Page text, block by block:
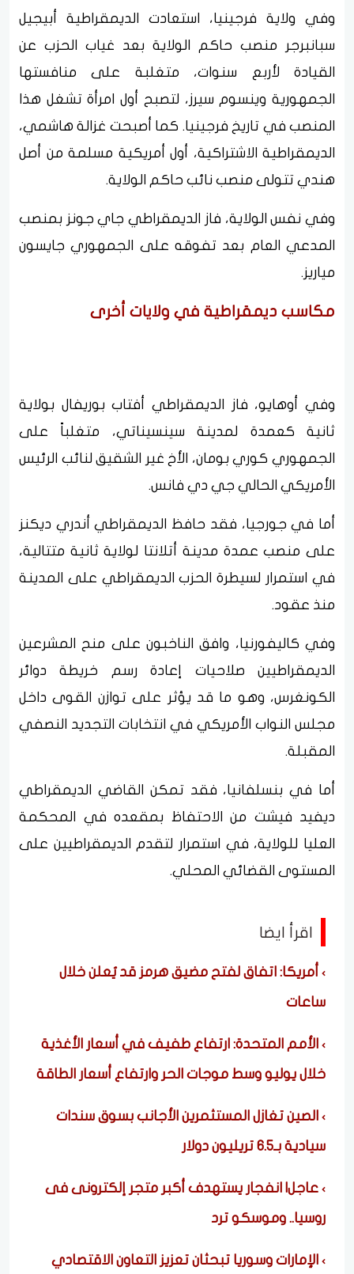
وفي ولاية فرجينيا، استعادت الديمقراطية أبيجيل
سبانبرجر منصب حاكم الولاية بعد غياب الحزب عن
القيادة لأربع سنوات، متغلبة على منافستها
الجمهورية وينسوم سيرز، لتصبح أول امرأة تشغل هذا
المنصب في تاريخ فرجينيا. كما أصبحت غزالة هاشمي،
الديمقراطية الاشتراكية، أول أمريكية مسلمة من أصل
هندي تتولى منصب نائب حاكم الولاية.
وفي نفس الولاية، فاز الديمقراطي جاي جونز بمنصب
المدعي العام بعد تفوقه على الجمهوري جايسون
مياريز.
مكاسب ديمقراطية في ولايات أخرى
وفي أوهايو، فاز الديمقراطي أفتاب بوريفال بولاية
ثانية كعمدة لمدينة سينسيناتي، متغلباً على
الجمهوري كوري بومان، الأخ غير الشقيق لنائب الرئيس
الأمريكي الحالي جي دي فانس.
أما في جورجيا، فقد حافظ الديمقراطي أندري ديكنز
على منصب عمدة مدينة أتلانتا لولاية ثانية متتالية،
في استمرار لسيطرة الحزب الديمقراطي على المدينة
منذ عقود.
وفي كاليفورنيا، وافق الناخبون على منح المشرعين
الديمقراطيين صلاحيات إعادة رسم خريطة دوائر
الكونغرس، وهو ما قد يؤثر على توازن القوى داخل
مجلس النواب الأمريكي في انتخابات التجديد النصفي
المقبلة.
أما في بنسلفانيا، فقد تمكن القاضي الديمقراطي
ديفيد فيشت من الاحتفاظ بمقعده في المحكمة
العليا للولاية، في استمرار لتقدم الديمقراطيين على
المستوى القضائي المحلي.
اقرأ ايضا
أمريكا: اتفاق لفتح مضيق هرمز قد يُعلن خلال
ساعات
الأمم المتحدة: ارتفاع طفيف في أسعار الأغذية
خلال يوليو وسط موجات الحر وارتفاع أسعار الطاقة
الصين تغازل المستثمرين الأجانب بسوق سندات
سيادية بـ6.5 تريليون دولار
عاجل| انفجار يستهدف أكبر متجر إلكترونى فى
روسيا.. وموسكو ترد
الإمارات وسوريا تبحثان تعزيز التعاون الاقتصادي